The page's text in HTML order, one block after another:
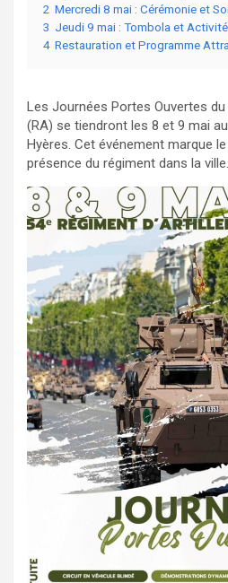
2 Mercredi 8 mai : Cérémonie et
3 Jeudi 9 mai : Tombola et
4 Restauration et Programme
Les Journées Portes Ouvertes du
(RA) se tiendront les 8 et 9 mai
Hyères. Cet événement marque
présence du régiment dans la ville.